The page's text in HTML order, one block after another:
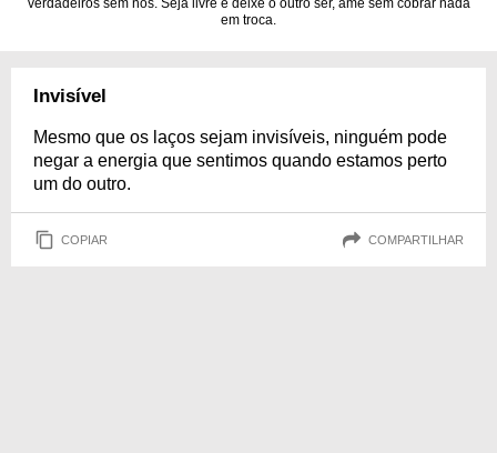
verdadeiros sem nós. Seja livre e deixe o outro ser, ame sem cobrar nada
em troca.
Invisível
Mesmo que os laços sejam invisíveis, ninguém pode
negar a energia que sentimos quando estamos perto
um do outro.
COPIAR COMPARTILHAR